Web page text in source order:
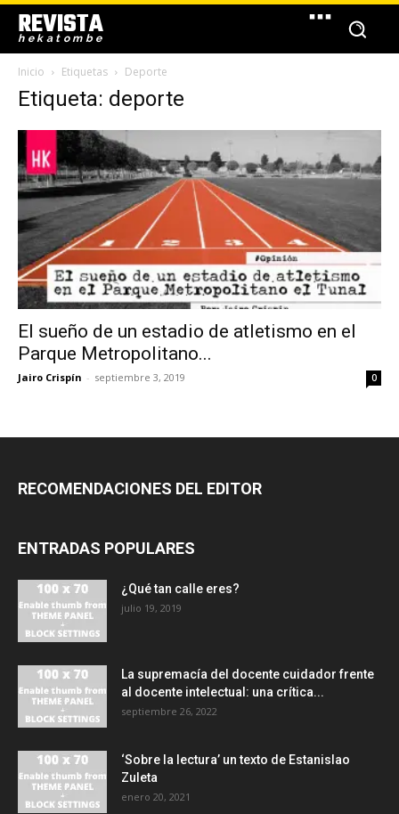
REVISTA
hekatombe
Inicio Etiquetas Deporte
Etiqueta: deporte
El sueño de un estadio de atletismo en el
Parque Metropolitano...
Jairo Crispín - septiembre 3, 2019 0
RECOMENDACIONES DEL EDITOR
ENTRADAS POPULARES
¿Qué tan calle eres?
julio 19, 2019
La supremacía del docente cuidador frente
al docente intelectual: una crítica...
septiembre 26, 2022
‘Sobre la lectura’ un texto de Estanislao
Zuleta
enero 20, 2021